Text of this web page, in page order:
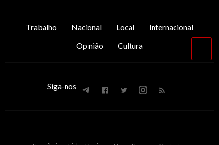
Trabalho Nacional Local
Internacional
Opinião
Cultura
Siga-nos